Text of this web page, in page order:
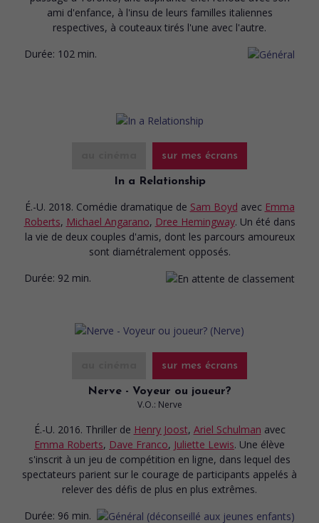
ami d'enfance, à l'insu de leurs familles italiennes
respectives, à couteaux tirés l'une avec l'autre.
Durée: 102 min.
sur mes écrans
In a Relationship
É.-U. 2018. Comédie dramatique de Sam Boyd avec Emma
Roberts, Michael Angarano, Dree Hemingway. Un été dans
la vie de deux couples d'amis, dont les parcours amoureux
sont diamétralement opposés.
Durée: 92 min.
sur mes écrans
Nerve - Voyeur ou joueur?
V.O.: Nerve
É.-U. 2016. Thriller de Henry Joost, Ariel Schulman avec
Emma Roberts, Dave Franco, Juliette Lewis. Une élève
s'inscrit à un jeu de compétition en ligne, dans lequel des
spectateurs parient sur le courage de participants appelés à
relever des défis de plus en plus extrêmes.
Durée: 96 min.